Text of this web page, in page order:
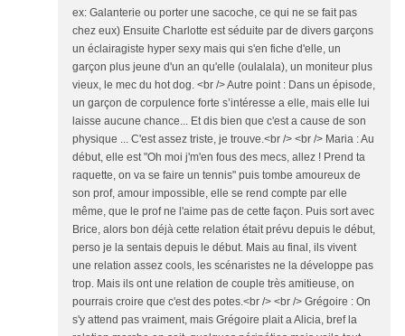
ex: Galanterie ou porter une sacoche, ce qui ne se fait pas
chez eux) Ensuite Charlotte est séduite par de divers garçons
un éclairagiste hyper sexy mais qui s'en fiche d'elle, un
garçon plus jeune d'un an qu'elle (oulalala), un moniteur plus
vieux, le mec du hot dog. <br /> Autre point : Dans un épisode,
un garçon de corpulence forte s’intéresse a elle, mais elle lui
laisse aucune chance... Et dis bien que c'est a cause de son
physique ... C'est assez triste, je trouve.<br /> <br /> Maria : Au
début, elle est "Oh moi j'm'en fous des mecs, allez ! Prend ta
raquette, on va se faire un tennis" puis tombe amoureux de
son prof, amour impossible, elle se rend compte par elle
même, que le prof ne l'aime pas de cette façon. Puis sort avec
Brice, alors bon déjà cette relation était prévu depuis le début,
perso je la sentais depuis le début. Mais au final, ils vivent
une relation assez cools, les scénaristes ne la développe pas
trop. Mais ils ont une relation de couple très amitieuse, on
pourrais croire que c'est des potes.<br /> <br /> Grégoire : On
s'y attend pas vraiment, mais Grégoire plait a Alicia, bref la